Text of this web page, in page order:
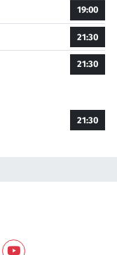
19:00
21:30
21:30
21:30